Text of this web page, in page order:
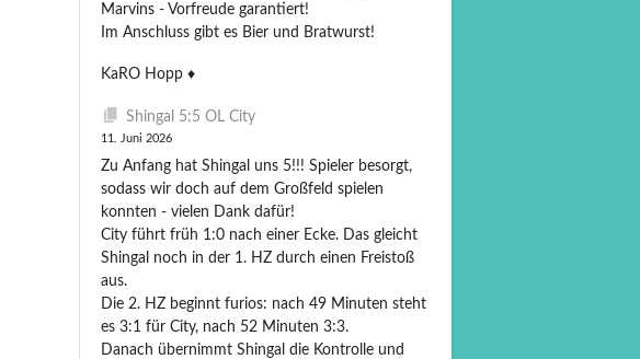
Marvins - Vorfreude garantiert!
Im Anschluss gibt es Bier und Bratwurst!
KaRO Hopp ♦️
Shingal 5:5 OL City
11. Juni 2026
Zu Anfang hat Shingal uns 5!!! Spieler besorgt,
sodass wir doch auf dem Großfeld spielen
konnten - vielen Dank dafür!
City führt früh 1:0 nach einer Ecke. Das gleicht
Shingal noch in der 1. HZ durch einen Freistoß
aus.
Die 2. HZ beginnt furios: nach 49 Minuten steht
es 3:1 für City, nach 52 Minuten 3:3.
Danach übernimmt Shingal die Kontrolle und